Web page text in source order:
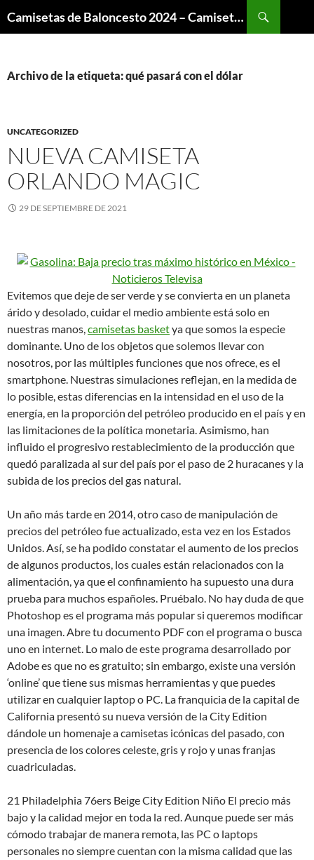
Camisetas de Baloncesto 2024 – Camisetas NBA
Archivo de la etiqueta: qué pasará con el dólar
UNCATEGORIZED
NUEVA CAMISETA
ORLANDO MAGIC
29 DE SEPTIEMBRE DE 2021
Evitemos que deje de ser verde y se convierta en un planeta
árido y desolado, cuidar el medio ambiente está solo en
nuestras manos,camisetas basketya que somos la especie
dominante. Uno de los objetos que solemos llevar con
nosotros, por las múltiples funciones que nos ofrece, es el
smartphone. Nuestras simulaciones reflejan, en la medida de
lo posible, estas diferencias en la intensidad en el uso de la
energía, en la proporción del petróleo producido en el país y en
las limitaciones de la política monetaria. Asimismo, han
influido el progresivo restablecimiento de la producción que
quedó paralizada al sur del país por el paso de 2 huracanes y la
subida de los precios del gas natural.
Un año más tarde en 2014, otro caso de manipulación de
precios del petróleo fue actualizado, esta vez en los Estados
Unidos. Así, se ha podido constatar el aumento de los precios
de algunos productos, los cuales están relacionados con la
alimentación, ya que el confinamiento ha supuesto una dura
prueba para muchos españoles. Pruébalo. No hay duda de que
Photoshop es el programa más popular si queremos modificar
una imagen. Abre tu documento PDF con el programa o busca
uno en internet. Lo malo de este programa desarrollado por
Adobe es que no es gratuito; sin embargo, existe una versión
‘online’ que tiene sus mismas herramientas y que puedes
utilizar en cualquier laptop o PC. La franquicia de la capital de
California presentó su nueva versión de la City Edition
dándole un homenaje a camisetas icónicas del pasado, con
presencia de los colores celeste, gris y rojo y unas franjas
cuadriculadas.
21 Philadelphia 76ers Beige City Edition Niño El precio más
bajo y la calidad mejor en toda la red. Aunque puede ser más
cómodo trabajar de manera remota, las PC o laptops
personales no siempre cuentan con la misma calidad que las